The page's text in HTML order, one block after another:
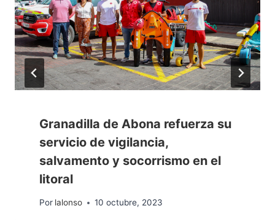
Granadilla de Abona refuerza su
servicio de vigilancia,
salvamento y socorrismo en el
litoral
Por lalonso 10 octubre, 2023